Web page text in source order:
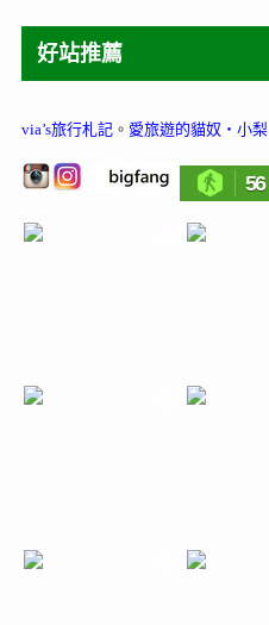
好站推薦
via’s旅行札記。 愛旅遊的貓奴‧小梨
56